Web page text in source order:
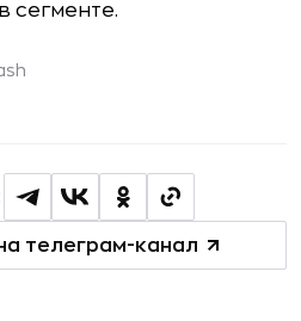
сегменте.
телеграм-канал